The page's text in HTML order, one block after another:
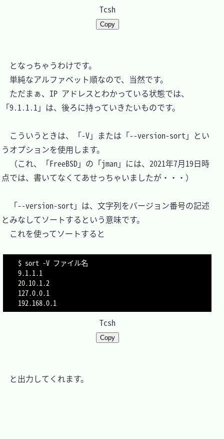
Tcsh
Copy
となっちゃうわけです。
単純なアルファベット順なので、当然です。
ただまぁ、IP アドレスとわかっている状態では、
「9.1.1.1」は、後ろに持っていきたいものです。
こういうときは、「-V」または「--version-sort」とい
うオプションを使用します。
（これ、「FreeBSD」の「jman」には、2021年7月19日時
点では、書いてなくてあせっちゃいましたが・・・）
「--version-sort」は、文字列をバージョン番号の記述
とみなしてソートするという意味です。
これを使ってソートすると
$ sort -V ファイル名
9.1.1.1
20.10.1.2
127.0.0.1
192.168.0.1
Tcsh
Copy
と出力してくれます。